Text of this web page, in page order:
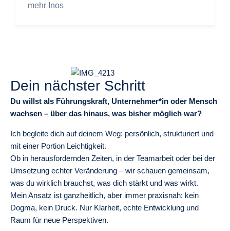
mehr Inos
Dein nächster Schritt
Du willst als Führungskraft, Unternehmer*in oder Mensch
wachsen – über das hinaus, was bisher möglich war?
Ich begleite dich auf deinem Weg: persönlich, strukturiert und
mit einer Portion Leichtigkeit.
Ob in herausfordernden Zeiten, in der Teamarbeit oder bei der
Umsetzung echter Veränderung – wir schauen gemeinsam,
was du wirklich brauchst, was dich stärkt und was wirkt.
Mein Ansatz ist ganzheitlich, aber immer praxisnah: kein
Dogma, kein Druck. Nur Klarheit, echte Entwicklung und
Raum für neue Perspektiven.